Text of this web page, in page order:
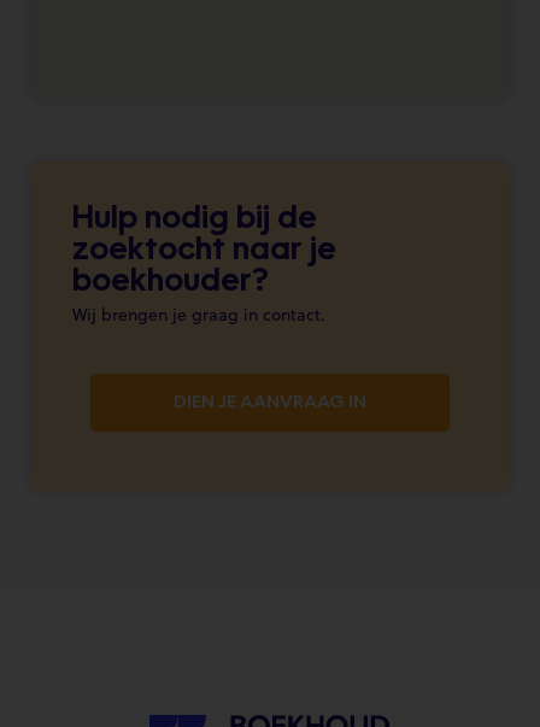
Hulp nodig bij de
zoektocht naar je
boekhouder?
Wij brengen je graag in contact.
DIEN JE AANVRAAG IN